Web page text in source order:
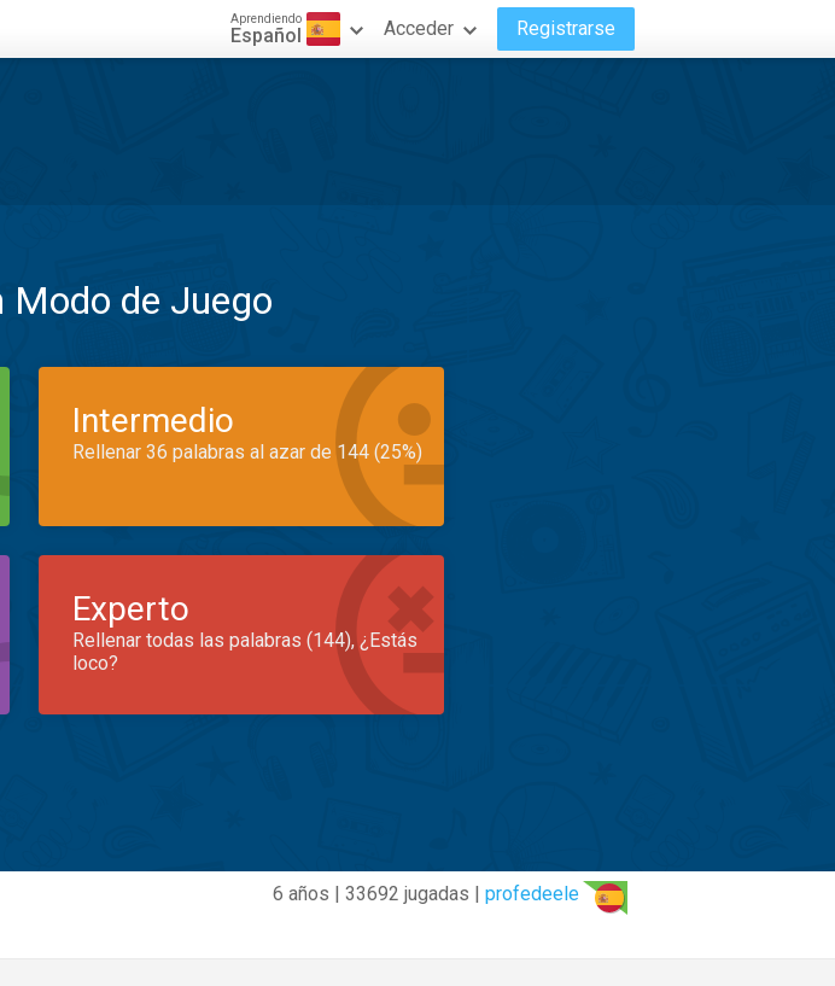
Aprendiendo
Español Acceder Registrarse
Modo de Juego
Intermedio
Rellenar 36 palabras al azar de 144 (25%)
Experto
Rellenar todas las palabras (144), ¿Estás
loco?
6 años | 33692 jugadas | profedeele